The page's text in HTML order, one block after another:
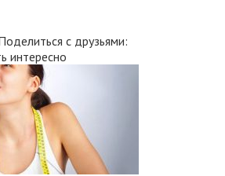
с друзьями:
интересно